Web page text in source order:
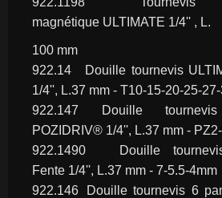
magnétique ULTIMATE 1/4'' , L.
100 mm
922.14	Douille tournevis ULTIMATE® TORX®
1/4'', L.37 mm - T10-15-20-25-
922.147	Douille tournevis ULTIMATE®
POZIDRIV® 1/4'', L.37 mm -
922.1490	Douille tournevis ULTIMATE®
Fente 1/4'', L.37 mm - 7-5.5-4mm
922.146	Douille tournevis 6 pans ULTIMATE®